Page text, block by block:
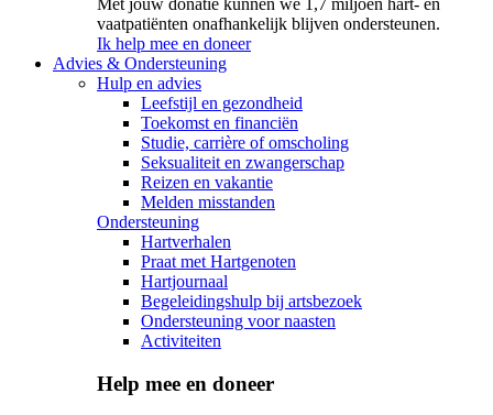
Met jouw donatie kunnen we 1,7 miljoen hart- en
vaatpatiënten onafhankelijk blijven ondersteunen.
Ik help mee en doneer
Advies & Ondersteuning
Hulp en advies
Leefstijl en gezondheid
Toekomst en financiën
Studie, carrière of omscholing
Seksualiteit en zwangerschap
Reizen en vakantie
Melden misstanden
Ondersteuning
Hartverhalen
Praat met Hartgenoten
Hartjournaal
Begeleidingshulp bij artsbezoek
Ondersteuning voor naasten
Activiteiten
Help mee en doneer